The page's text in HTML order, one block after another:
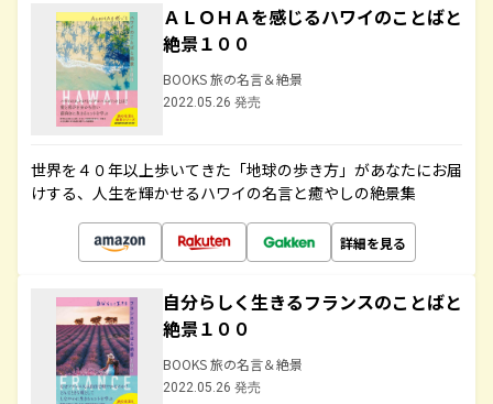
ＡＬＯＨＡを感じるハワイのことばと
絶景１００
BOOKS 旅の名言＆絶景
2022.05.26 発売
世界を４０年以上歩いてきた「地球の歩き方」があなたにお届
けする、人生を輝かせるハワイの名言と癒やしの絶景集
詳細を見る
自分らしく生きるフランスのことばと
絶景１００
BOOKS 旅の名言＆絶景
2022.05.26 発売